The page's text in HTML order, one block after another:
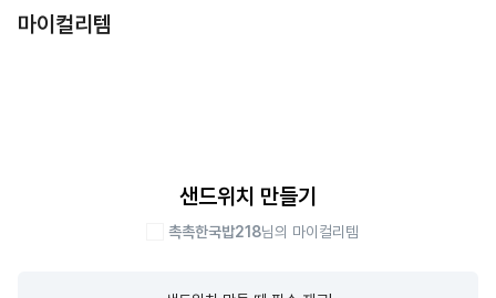
마이컬리템
샌드위치 만들기
촉촉한국밥218님의 마이컬리템